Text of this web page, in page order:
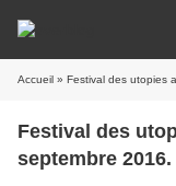
Accueil » Festival des utopies au
Festival des
septembre